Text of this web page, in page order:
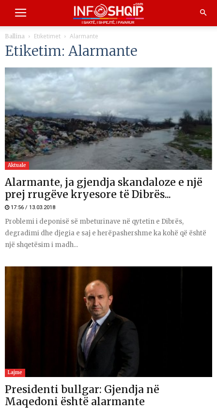
Ballina Etiketimet Alarmante
Etiketim: Alarmante
Aktuale
Alarmante, ja gjendja skandaloze e një
prej rrugëve kryesore të Dibrës...
17:56 / 13.03.2018
Problemi i deponisë së mbeturinave në qytetin e Dibrës,
degradimi dhe djegia e saj e herëpashershme ka kohë që është
një shqetësim i madh...
Lajme
Presidenti bullgar: Gjendja në
Maqedoni është alarmante